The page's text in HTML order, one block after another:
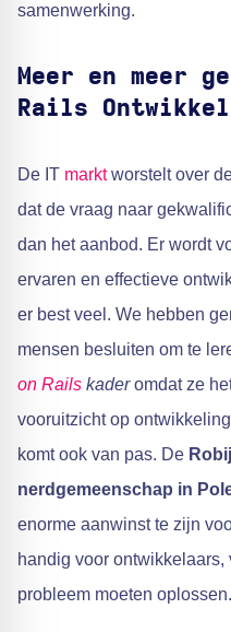
samenwerking.
Meer en meer
Rails
De IT marktworstelt over
dat de vraag naar
dan het aanbod. Er wordt
ervaren en effectieve
er best veel. We hebben
mensen besluiten om te
on Rails kaderomdat ze
vooruitzicht op
komt ook van pas. De
nerdgemeenschap in
enorme aanwinst te zijn
handig voor
probleem moeten oplossen.